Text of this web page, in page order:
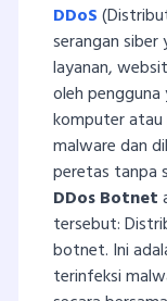
DDoS
serangan
layanan,
oleh pengguna
komputer
malware dan
peretas tanpa
DDos Botnet
tersebut:
botnet. Ini
terinfeksi